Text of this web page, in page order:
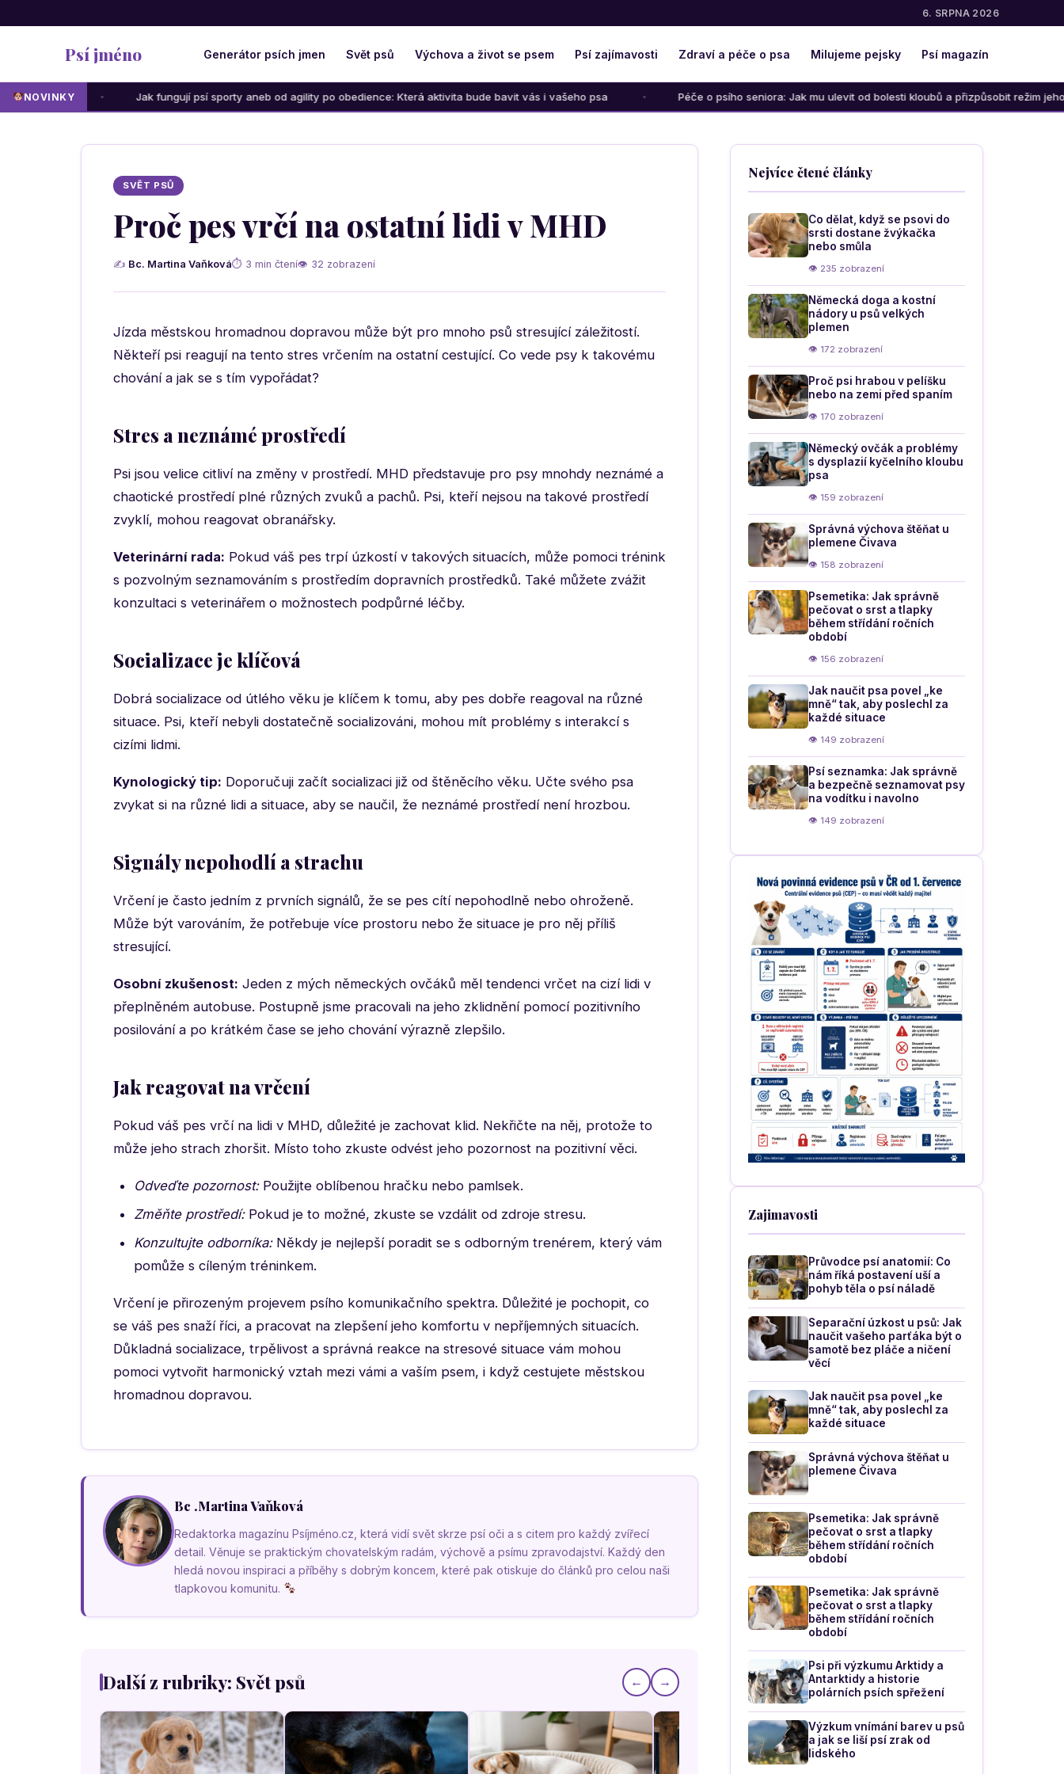
6. SRPNA 2026
Psí jméno Generátor psích jmen Svět psů Výchova a život se psem Psí zajímavosti Zdraví a péče o psa Milujeme pejsky Psí magazín
NOVINKY Jak fungují psí sporty aneb od agility po obedience: Která aktivita bude bavit vás i vašeho psa Péče o psího seniora: Jak mu ulevit od bolesti kloubů a přizpůsobit režim jeho věku
SVĚT PSŮ
Proč pes vrčí na ostatní lidi v MHD
✍ Bc. Martina Vaňková⏱ 3 min čtení👁 32 zobrazení
Jízda městskou hromadnou dopravou může být pro mnoho psů stresující záležitostí.
Někteří psi reagují na tento stres vrčením na ostatní cestující. Co vede psy k takovému
chování a jak se s tím vypořádat?
Stres a neznámé prostředí
Psi jsou velice citliví na změny v prostředí. MHD představuje pro psy mnohdy neznámé a
chaotické prostředí plné různých zvuků a pachů. Psi, kteří nejsou na takové prostředí
zvyklí, mohou reagovat obranářsky.
Veterinární rada: Pokud váš pes trpí úzkostí v takových situacích, může pomoci trénink
s pozvolným seznamováním s prostředím dopravních prostředků. Také můžete zvážit
konzultaci s veterinářem o možnostech podpůrné léčby.
Socializace je klíčová
Dobrá socializace od útlého věku je klíčem k tomu, aby pes dobře reagoval na různé
situace. Psi, kteří nebyli dostatečně socializováni, mohou mít problémy s interakcí s
cizími lidmi.
Kynologický tip: Doporučuji začít socializaci již od štěněcího věku. Učte svého psa
zvykat si na různé lidi a situace, aby se naučil, že neznámé prostředí není hrozbou.
Signály nepohodlí a strachu
Vrčení je často jedním z prvních signálů, že se pes cítí nepohodlně nebo ohroženě.
Může být varováním, že potřebuje více prostoru nebo že situace je pro něj příliš
stresující.
Osobní zkušenost: Jeden z mých německých ovčáků měl tendenci vrčet na cizí lidi v
přeplněném autobuse. Postupně jsme pracovali na jeho zklidnění pomocí pozitivního
posilování a po krátkém čase se jeho chování výrazně zlepšilo.
Jak reagovat na vrčení
Pokud váš pes vrčí na lidi v MHD, důležité je zachovat klid. Nekřičte na něj, protože to
může jeho strach zhoršit. Místo toho zkuste odvést jeho pozornost na pozitivní věci.
Odveďte pozornost:Použijte oblíbenou hračku nebo pamlsek.
Změňte prostředí:Pokud je to možné, zkuste se vzdálit od zdroje stresu.
Konzultujte odborníka:Někdy je nejlepší poradit se s odborným trenérem, který vám
pomůže s cíleným tréninkem.
Vrčení je přirozeným projevem psího komunikačního spektra. Důležité je pochopit, co
se váš pes snaží říci, a pracovat na zlepšení jeho komfortu v nepříjemných situacích.
Důkladná socializace, trpělivost a správná reakce na stresové situace vám mohou
pomoci vytvořit harmonický vztah mezi vámi a vaším psem, i když cestujete městskou
hromadnou dopravou.
Bc .Martina Vaňková
Redaktorka magazínu Psíjméno.cz, která vidí svět skrze psí oči a s citem pro každý zvířecí
detail. Věnuje se praktickým chovatelským radám, výchově a psímu zpravodajství. Každý den
hledá novou inspiraci a příběhy s dobrým koncem, které pak otiskuje do článků pro celou naši
tlapkovou komunitu.
Další z rubriky: Svět psů ← →
Nejvíce čtené články
Co dělat, když se psovi do
srsti dostane žvýkačka
nebo smůla
👁 235 zobrazení
Německá doga a kostní
nádory u psů velkých
plemen
👁 172 zobrazení
Proč psi hrabou v pelíšku
nebo na zemi před spaním
👁 170 zobrazení
Německý ovčák a problémy
s dysplazií kyčelního kloubu
psa
👁 159 zobrazení
Správná výchova štěňat u
plemene Čivava
👁 158 zobrazení
Psemetika: Jak správně
pečovat o srst a tlapky
během střídání ročních
období
👁 156 zobrazení
Jak naučit psa povel „ke
mně“ tak, aby poslechl za
každé situace
👁 149 zobrazení
Psí seznamka: Jak správně
a bezpečně seznamovat psy
na vodítku i navolno
👁 149 zobrazení
Zajimavosti
Průvodce psí anatomií: Co
nám říká postavení uší a
pohyb těla o psí náladě
Separační úzkost u psů: Jak
naučit vašeho parťáka být o
samotě bez pláče a ničení
věcí
Jak naučit psa povel „ke
mně“ tak, aby poslechl za
každé situace
Správná výchova štěňat u
plemene Čivava
Psemetika: Jak správně
pečovat o srst a tlapky
během střídání ročních
období
Psemetika: Jak správně
pečovat o srst a tlapky
během střídání ročních
období
Psi při výzkumu Arktidy a
Antarktidy a historie
polárních psích spřežení
Výzkum vnímání barev u psů
a jak se liší psí zrak od
lidského